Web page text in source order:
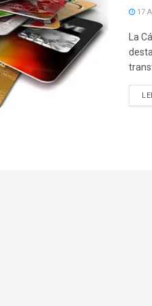
17
La